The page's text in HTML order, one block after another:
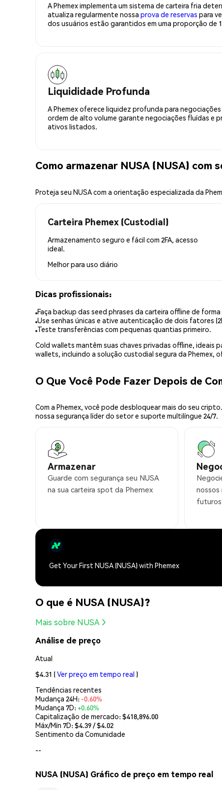
A Phemex implementa um sistema de carteira fria
atualiza regularmente nossa prova de reservas para
dos usuários estão garantidos em uma proporção de
Liquididade Profunda
A Phemex oferece liquidez profunda para
ordem de alto volume garante negociações fluídas e
ativos listados.
Como armazenar NUSA (NUSA) com
Proteja seu NUSA com a orientação especializada da
Carteira Phemex (Custodial)
Armazenamento seguro e fácil com 2FA, acesso
ideal.
Melhor para uso diário
Dicas profissionais:
Faça backup das seed phrases da carteira offline de forma
Use senhas únicas e ative autenticação de dois fatores
Teste transferências com pequenas quantias primeiro.
Cold wallets mantêm suas chaves privadas offline, ideais
wallets, incluindo a solução custodial segura da Phemex,
O Que Você Pode Fazer Depois de
Com a Phemex, você pode desbloquear mais do seu
nossa segurança líder do setor e suporte multilíngue 24/7.
Armazenar
Guarde com segurança seu NUSA
na sua carteira spot da Phemex
futuros
Get Your First NUSA (NUSA) with Phemex
O que é NUSA (NUSA)?
Mais sobre NUSA
Análise de preço
Atual
$4.31 (Ver preço em tempo real )
Tendências recentes
Mudança 24H: -0.60%
Mudança 7D:+0.60%
Capitalização de mercado:$418,896.00
Máx/Mín 7D: $4.39/ $4.02
Sentimento da Comunidade
--
NUSA (NUSA) Gráfico de preço em tempo real